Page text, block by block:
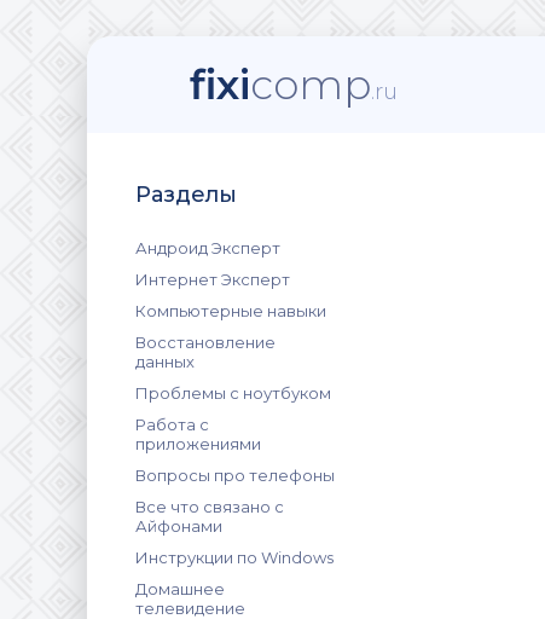
fixicomp.ru
Разделы
Андроид Эксперт
Интернет Эксперт
Компьютерные навыки
Восстановление
данных
Проблемы с ноутбуком
Работа с
приложениями
Вопросы про телефоны
Все что связано с
Айфонами
Инструкции по Windows
Домашнее
телевидение